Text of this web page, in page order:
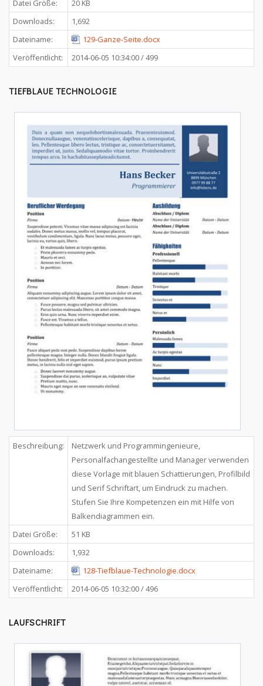
Datei Größe:
20 KB
Downloads:
1,692
Dateiname:
129-Ganze-Seite.docx
Veröffentlicht:
2014-06-05 10:34:00 / 499
TIEFBLAUE TECHNOLOGIE
Beschreibung:
Netzwerk und Programmingenieure,
Personalfachangestellte und Manager verwenden
diese Vorlage mit blauen Schattierungen, Profilbild
und Serif Schriftart, um Eindruck zu machen.
Stufen Sie Ihre Kompetenzen ein mit Hilfe von
Balkendiagrammen ein.
Datei Größe:
51 KB
Downloads:
1,932
Dateiname:
128-Tiefblaue-Technologie.docx
Veröffentlicht:
2014-06-05 10:32:00 / 496
LAUFSCHRIFT